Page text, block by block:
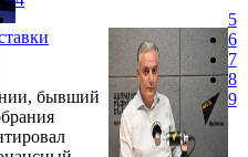
министра, людей, его
сил, его направляющих.
бывший
5
6
7
8
9